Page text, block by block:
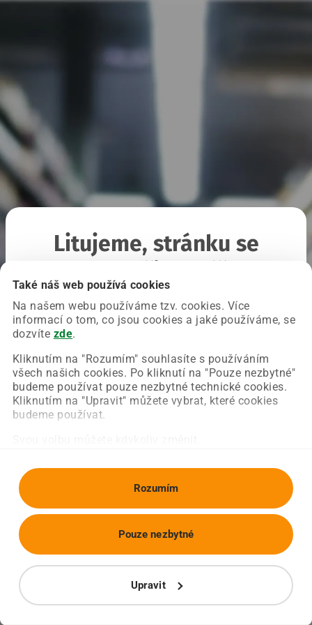
Také náš web používá cookies
Na našem webu používáme tzv. cookies. Více
informací o tom, co jsou cookies a jaké používáme, se
dozvíte zde.
Kliknutím na "Rozumím" souhlasíte s používáním
všech našich cookies. Po kliknutí na "Pouze nezbytné"
budeme používat pouze nezbytné technické cookies.
Kliknutím na "Upravit" můžete vybrat, které cookies
budeme používat.
Rozumím
Upravit
Pouze nezbytné
Litujeme, stránku se
Chyba nastala na naší straně a už ji opravujeme.
Zkuste prosím znovu načíst požadovanou stránku.
Obnovit stránku Úvodní strana